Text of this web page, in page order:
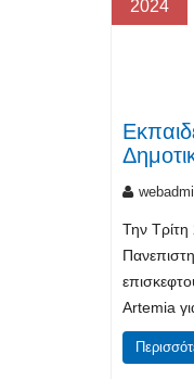
2024
Την Τρίτη
Artemia